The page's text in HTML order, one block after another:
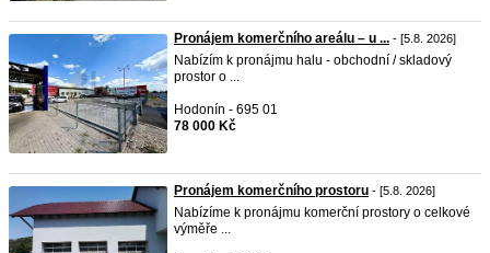
Pronájem komerčního areálu – u ... - [5.8. 2026]
Nabízím k pronájmu halu - obchodní / skladový
prostor o ...
Hodonín - 695 01
78 000 Kč
Pronájem komerčního prostoru - [5.8. 2026]
Nabízíme k pronájmu komerční prostory o celkové
výměře ...